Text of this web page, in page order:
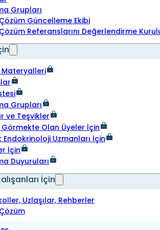
Grupları
Çözüm Güncelleme Ekibi
Çözüm Referanslarını Değerlendirme
Materyalleri
Grupları
ve Teşvikler
Görmekte Olan Üyeler İçin
Endokrinoloji Uzmanları İçin
İçin
Duyuruları
İçin
Uzlaşılar, Rehberler